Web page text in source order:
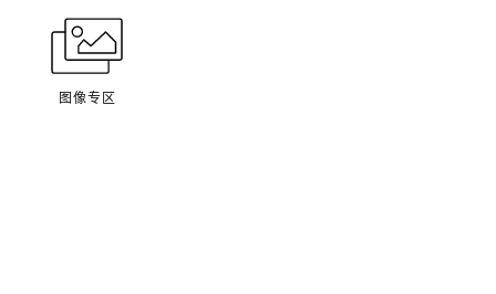
图像专区